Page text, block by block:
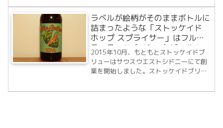
にはなかったので限定品というこ
と？？？ウェブサイトによるとブラジル
のブリュワリーであるDadiva Cer...
ラベルが絵柄がそのままボトルに
詰まったような「ストッケイド
ホップ スプライサー」はフルー
ティ且つスパイシーなビール！
2015年10月、もともとストッケイドブ
リューはサウスウエストシドニーにて創
業を開始しました。ストッケイドブリュ
Hop Splicer XPA 8bit IPA Chop Shop